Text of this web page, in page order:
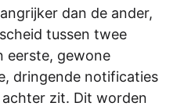
dan de ander,
tussen twee
eerste, gewone
dringende notificaties
zit. Dit worden